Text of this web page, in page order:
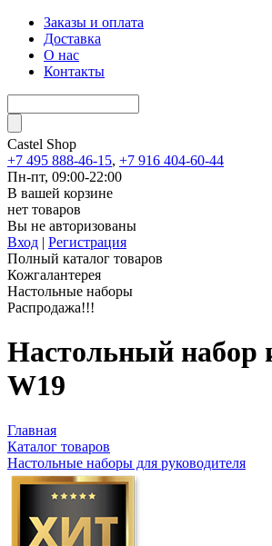
Заказы и оплата
Доставка
О нас
Контакты
Castel Shop
+7 495 888-46-15, +7 916 404-60-44
Пн-пт, 09:00-22:00
В вашей корзине
нет товаров
Вы не авторизованы
Вход | Регистрация
Полный каталог товаров
Кожгалантерея
Настольные наборы
Распродажа!!!
Настольный набор
W19
Главная
Каталог товаров
Настольные наборы для руководителя